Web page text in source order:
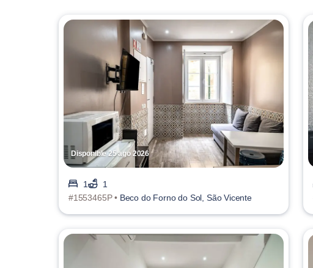
Disponible 25 ago 2026
1
1
#1553465P • Beco do Forno do Sol, São Vicente